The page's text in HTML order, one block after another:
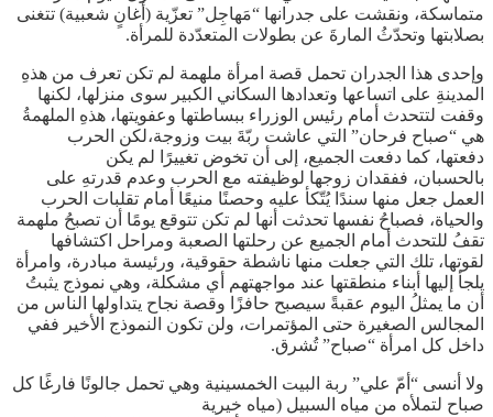
متماسكة، ونقشت على جدرانها “مَهاجِل” تعزّية (أغانٍ شعبية) تتغنى
بصلابتها وتحدّثُ المارةَ عن بطولات المتعدّدة للمرأة.
وإحدى هذا الجدران تحمل قصة امرأة ملهمة لم تكن تعرف من هذهِ
المدينةِ على اتساعها وتعدادها السكاني الكبير سوى منزلها، لكنها
وقفت لتتحدث أمام رئيس الوزراء ببساطتها وعفويتها، هذهِ الملهمةُ
هي “صباح فرحان” التي عاشت ربّةَ بيت وزوجة،لكن الحرب
دفعتها، كما دفعت الجميع، إلى أن تخوض تغييرًا لم يكن
بالحسبان، ففقدان زوجها لوظيفته مع الحرب وعدم قدرتهِ على
العمل جعل منها سندًا يُتّكأ عليه وحصنًا منيعًا أمام تقلبات الحرب
والحياة، فصباحُ نفسها تحدثت أنها لم تكن تتوقع يومًا أن تصبحُ ملهمة
تقفُ للتحدث أمام الجميع عن رحلتها الصعبة ومراحل اكتشافها
لقوتها، تلك التي جعلت منها ناشطة حقوقية، ورئيسة مبادرة، وامرأة
يلجأ إليها أبناء منطقتها عند مواجهتهم أي مشكلة، وهي نموذج يثبتُ
أن ما يمثلُ اليوم عقبةً سيصبح حافزًا وقصة نجاح يتداولها الناس من
المجالس الصغيرة حتى المؤتمرات، ولن تكون النموذج الأخير ففي
داخل كل امرأة “صباح” تُشرق.
ولا أنسى “أمّ علي” ربة البيت الخمسينية وهي تحمل جالونًا فارغًا كل
صباح لتملأه من مياه السبيل (مياه خيرية